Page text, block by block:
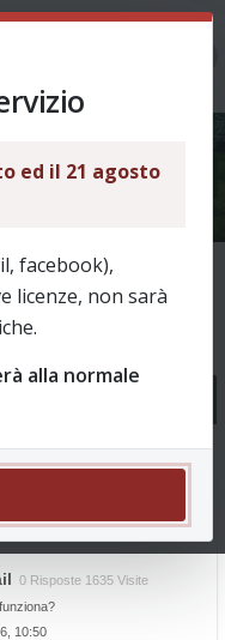
2026/27
10:52
0 Risposte 1635 Visite
10:50
ed il 21 agosto
facebook),
licenze, non sarà
alla normale